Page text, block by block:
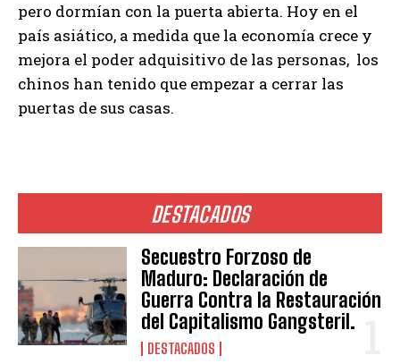
DESTACADOS
Secuestro Forzoso de
Maduro: Declaración de
Guerra Contra la Restauración
del Capitalismo Gangsteril.
DESTACADOS
pero dormían con la puerta abierta. Hoy en el
país asiático, a medida que la economía crece y
mejora el poder adquisitivo de las personas, los
chinos han tenido que empezar a cerrar las
puertas de sus casas.